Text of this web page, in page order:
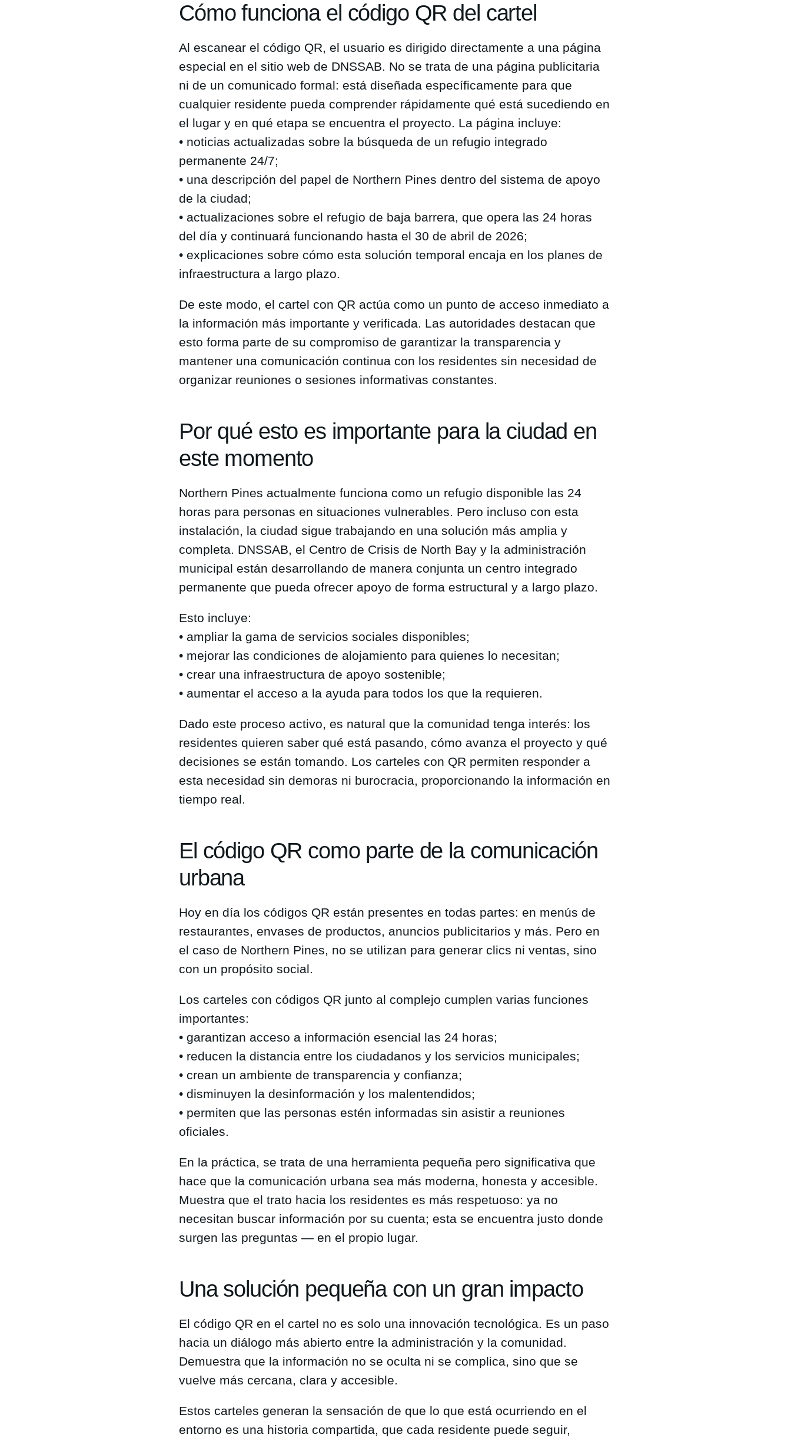
Cómo funciona el código QR del cartel
Al escanear el código QR, el usuario es dirigido directamente a una página
especial en el sitio web de DNSSAB. No se trata de una página publicitaria
ni de un comunicado formal: está diseñada específicamente para que
cualquier residente pueda comprender rápidamente qué está sucediendo en
el lugar y en qué etapa se encuentra el proyecto. La página incluye:
• noticias actualizadas sobre la búsqueda de un refugio integrado
permanente 24/7;
• una descripción del papel de Northern Pines dentro del sistema de apoyo
de la ciudad;
• actualizaciones sobre el refugio de baja barrera, que opera las 24 horas
del día y continuará funcionando hasta el 30 de abril de 2026;
• explicaciones sobre cómo esta solución temporal encaja en los planes de
infraestructura a largo plazo.
De este modo, el cartel con QR actúa como un punto de acceso inmediato a
la información más importante y verificada. Las autoridades destacan que
esto forma parte de su compromiso de garantizar la transparencia y
mantener una comunicación continua con los residentes sin necesidad de
organizar reuniones o sesiones informativas constantes.
Por qué esto es importante para la ciudad en
este momento
Northern Pines actualmente funciona como un refugio disponible las 24
horas para personas en situaciones vulnerables. Pero incluso con esta
instalación, la ciudad sigue trabajando en una solución más amplia y
completa. DNSSAB, el Centro de Crisis de North Bay y la administración
municipal están desarrollando de manera conjunta un centro integrado
permanente que pueda ofrecer apoyo de forma estructural y a largo plazo.
Esto incluye:
• ampliar la gama de servicios sociales disponibles;
• mejorar las condiciones de alojamiento para quienes lo necesitan;
• crear una infraestructura de apoyo sostenible;
• aumentar el acceso a la ayuda para todos los que la requieren.
Dado este proceso activo, es natural que la comunidad tenga interés: los
residentes quieren saber qué está pasando, cómo avanza el proyecto y qué
decisiones se están tomando. Los carteles con QR permiten responder a
esta necesidad sin demoras ni burocracia, proporcionando la información en
tiempo real.
El código QR como parte de la comunicación
urbana
Hoy en día los códigos QR están presentes en todas partes: en menús de
restaurantes, envases de productos, anuncios publicitarios y más. Pero en
el caso de Northern Pines, no se utilizan para generar clics ni ventas, sino
con un propósito social.
Los carteles con códigos QR junto al complejo cumplen varias funciones
importantes:
• garantizan acceso a información esencial las 24 horas;
• reducen la distancia entre los ciudadanos y los servicios municipales;
• crean un ambiente de transparencia y confianza;
• disminuyen la desinformación y los malentendidos;
• permiten que las personas estén informadas sin asistir a reuniones
oficiales.
En la práctica, se trata de una herramienta pequeña pero significativa que
hace que la comunicación urbana sea más moderna, honesta y accesible.
Muestra que el trato hacia los residentes es más respetuoso: ya no
necesitan buscar información por su cuenta; esta se encuentra justo donde
surgen las preguntas — en el propio lugar.
Una solución pequeña con un gran impacto
El código QR en el cartel no es solo una innovación tecnológica. Es un paso
hacia un diálogo más abierto entre la administración y la comunidad.
Demuestra que la información no se oculta ni se complica, sino que se
vuelve más cercana, clara y accesible.
Estos carteles generan la sensación de que lo que está ocurriendo en el
entorno es una historia compartida, que cada residente puede seguir,